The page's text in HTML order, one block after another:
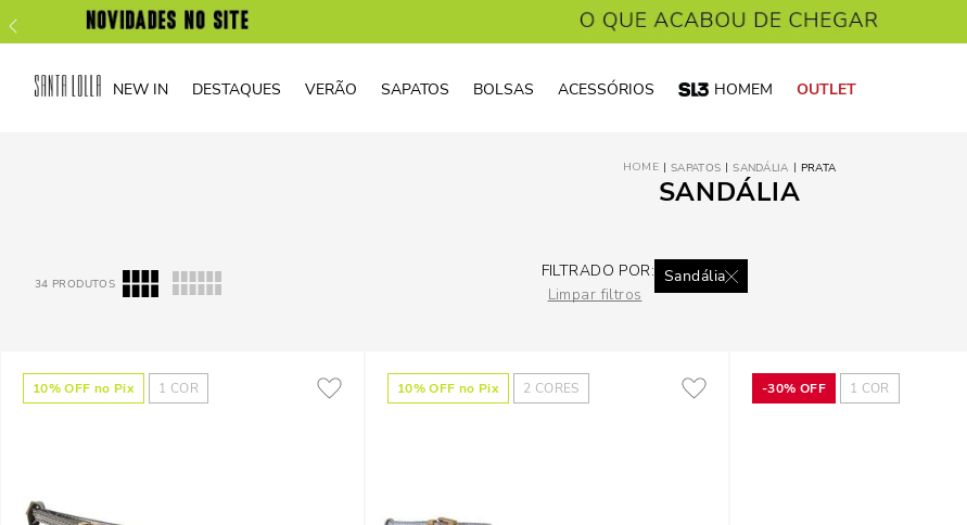
NEW IN DESTAQUES VERÃO SAPATOS BOLSAS ACESSÓRIOS HOMEM OUTLET
SAPATOS SANDÁLIA PRATA
SANDÁLIA
34 PRODUTOS
FILTRADO POR:
Limpar filtros
Sandália
10% OFF no Pix 1 COR 10% OFF no Pix 2 CORES -30% OFF 1 COR